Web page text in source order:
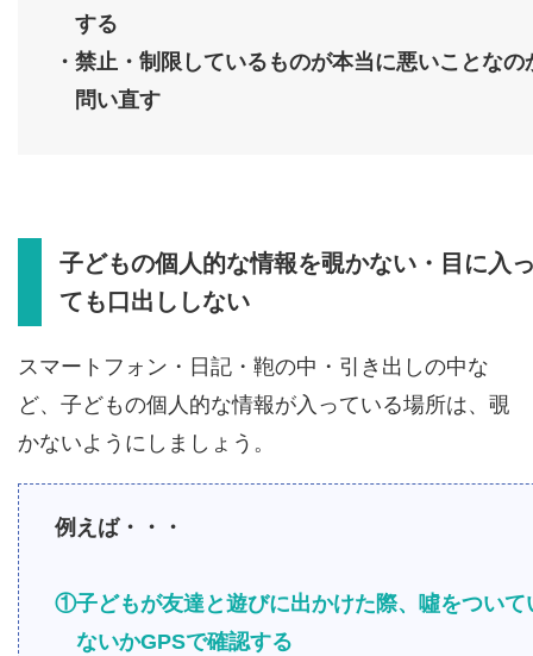
する
・禁止・制限しているものが本当に悪いことなの
問い直す
子どもの個人的な情報を覗かない・目に入
ても口出ししない
スマートフォン・日記・鞄の中・引き出しの中な
ど、子どもの個人的な情報が入っている場所は、覗
かないようにしましょう。
例えば・・・
①子どもが友達と遊びに出かけた際、噓をついて
ないかGPSで確認する